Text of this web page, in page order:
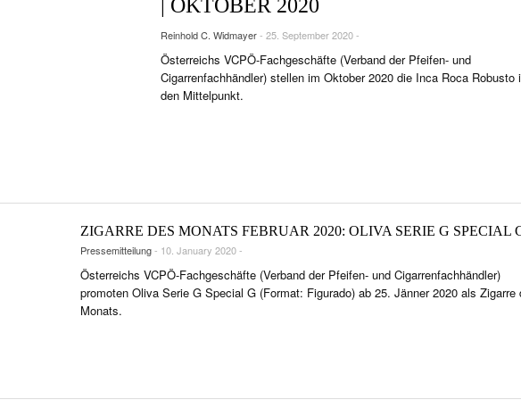
PORTRÄTS & INTERVIEWS
REISE & LÄNDER
| OKTOBER 2020
Reinhold C. Widmayer- 25. September 2020 -
Österreichs VCPÖ-Fachgeschäfte (Verband der Pfeifen- und
Cigarrenfachhändler) stellen im Oktober 2020 die Inca Roca Robusto
den Mittelpunkt.
ZIGARRE DES MONATS FEBRUAR 2020: OLIVA SERIE G SPECIAL
Pressemitteilung- 10. January 2020 -
Österreichs VCPÖ-Fachgeschäfte (Verband der Pfeifen- und Cigarrenfachhändler)
promoten Oliva Serie G Special G (Format: Figurado) ab 25. Jänner 2020 als Zigarre
Monats.